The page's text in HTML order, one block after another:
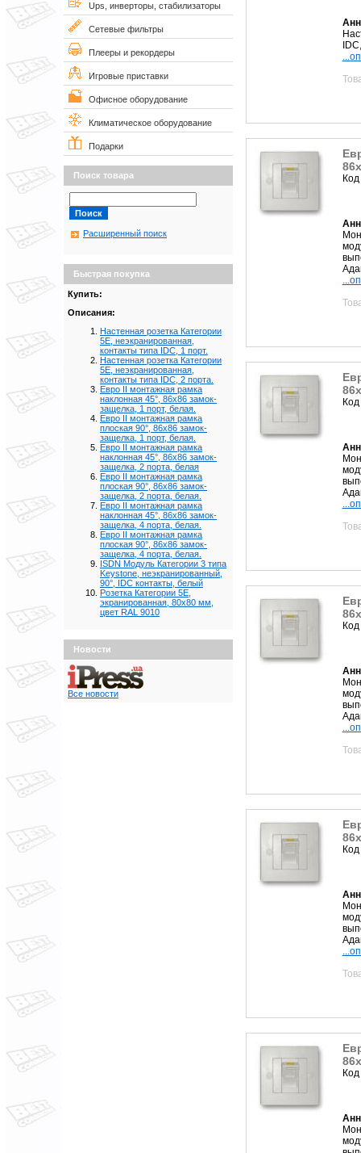
Ups, инверторы, стабилизаторы
Сетевые фильтры
Плееры и рекордеры
Игровые приставки
Офисное оборудование
Климатическое оборудование
Подарки
Поиск товара
Расширенный поиск
Быстрая покупка
Купить:
Описания:
Настенная розетка Категории
5Е, неэкранированная,
контакты типа IDC, 1 порт.
Настенная розетка Категории
5Е, неэкранированная,
контакты типа IDC, 2 порта.
Евро II монтажная рамка
наклонная 45°, 86х86 замок-
защелка, 1 порт, белая.
Евро II монтажная рамка
плоская 90°, 86х86 замок-
защелка, 1 порт, белая.
Евро II монтажная рамка
наклонная 45°, 86х86 замок-
защелка, 2 порта, белая
Евро II монтажная рамка
плоская 90°, 86х86 замок-
защелка, 2 порта, белая.
Евро II монтажная рамка
наклонная 45°, 86х86 замок-
защелка, 4 порта, белая.
Евро II монтажная рамка
плоская 90°, 86х86 замок-
защелка, 4 порта, белая.
ISDN Модуль Категории 3 типа
Keystone, неэкранированный,
90°, IDC контакты, белый
Розетка Категории 5Е,
экранированная, 80х80 мм,
цвет RAL 9010
Новости
Все новости